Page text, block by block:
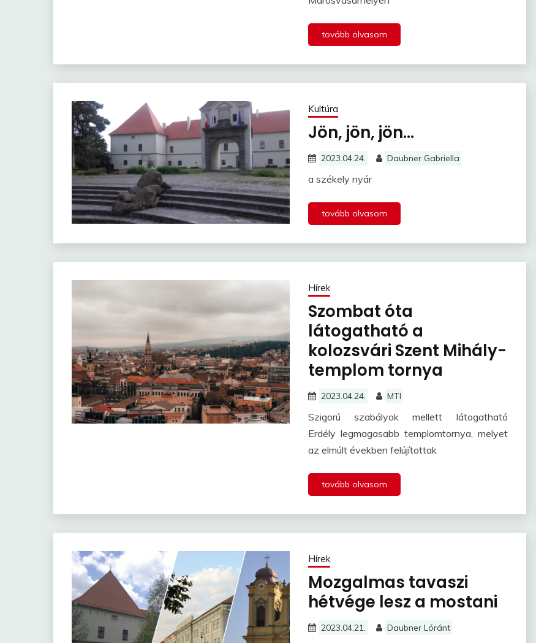
tovább olvasom
Kultúra
Jön, jön, jön…
2023.04.24. Daubner Gabriella
a székely nyár
tovább olvasom
Hírek
Szombat óta
látogatható a
kolozsvári Szent Mihály-
templom tornya
2023.04.24. MTI
Szigorú szabályok mellett látogatható
Erdély legmagasabb templomtornya, melyet
az elmúlt években felújítottak
tovább olvasom
Hírek
Mozgalmas tavaszi
hétvége lesz a mostani
2023.04.21. Daubner Lóránt